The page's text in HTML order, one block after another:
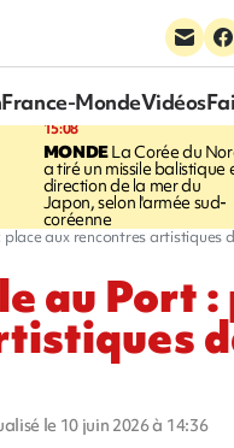
France-MondeVidéos
15:08
MONDELa Corée du
a tiré un missile balistique
direction de la mer du
Japon, selon l'armée sud-
coréenne
aux rencontres artistiques
au Port :
le 10 juin 2026 à 14:36